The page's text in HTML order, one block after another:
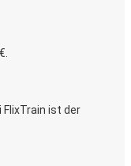
FlixTrain ist der